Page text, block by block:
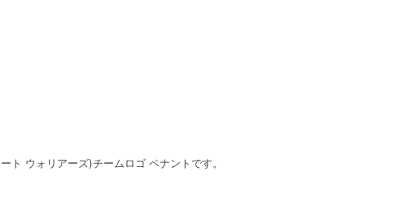
ト ウォリアーズ)チームロゴ ペナントです。